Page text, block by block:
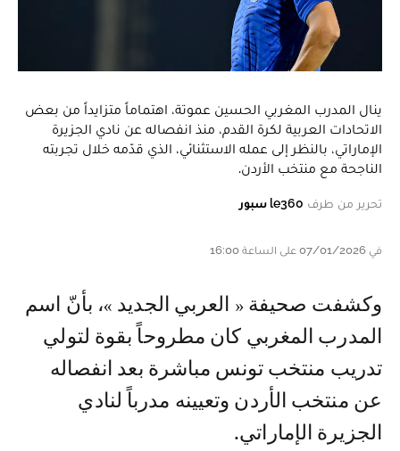
ينال المدرب المغربي الحسين عموتة، اهتماماً متزايداً من بعض
الاتحادات العربية لكرة القدم، منذ انفصاله عن نادي الجزيرة
الإماراتي، بالنظر إلى عمله الاستثنائي، الذي قدّمه خلال تجربته
الناجحة مع منتخب الأردن.
تحرير من طرف le360 سبور
في 07/01/2026 على الساعة 16:00
وكشفت صحيفة « العربي الجديد »، بأنّ اسم
المدرب المغربي كان مطروحاً بقوة لتولي
تدريب منتخب تونس مباشرة بعد انفصاله
عن منتخب الأردن وتعيينه مدرباً لنادي
الجزيرة الإماراتي.